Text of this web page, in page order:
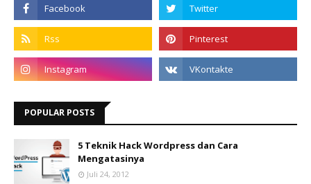
POPULAR POSTS
5 Teknik Hack Wordpress dan Cara
Mengatasinya
Juli 24, 2012